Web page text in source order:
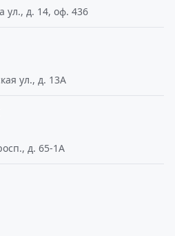
ул., д. 14, оф. 436
ул., д. 13А
д. 65-1А